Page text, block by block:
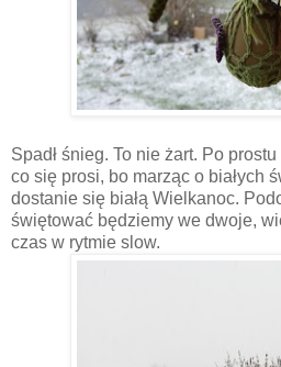
Spadł śnieg. To nie żart. Po
co się prosi, bo marząc o białych
dostanie się białą Wielkanoc.
świętować będziemy we dwoje,
czas w rytmie slow.